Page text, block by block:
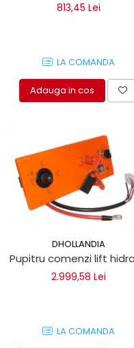
813,45 Lei
LA COMANDA
Adauga in cos
DHOLLANDIA
Pupitru comenzi lift
2.999,58 Lei
LA COMANDA